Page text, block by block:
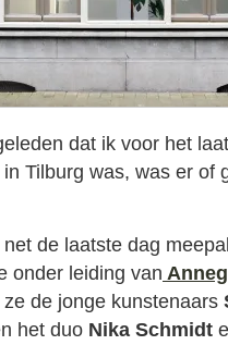
dat ik voor het
Tilburg was, was er of
de laatste dag
onder leiding van
ze de jonge kunstenaars
het duo Nika Schmidt